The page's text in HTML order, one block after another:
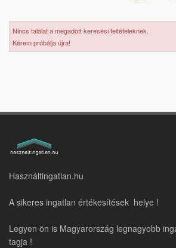
Nincs találat a megadott keresési feltételeknek.
Kérem próbálja újra!
Használtingatlan.hu
A sikeres ingatlan értékesítések helye !
Legyen ön is Magyarország legnagyobb
tagja !